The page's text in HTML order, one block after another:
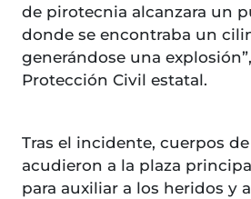
de pirotecnia alcanzara un
donde se encontraba un
generándose una
Protección Civil estatal.
Tras el incidente, cuerpos
acudieron a la plaza
para auxiliar a los heridos y